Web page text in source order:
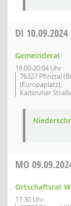
DI 10.09.2024
Gemeinderat
18:00-20:04 Uhr
76327 Pfinztal
(Europaplatz),
Karlsruher
MO
Ortschaftsrat
17:30 Uhr